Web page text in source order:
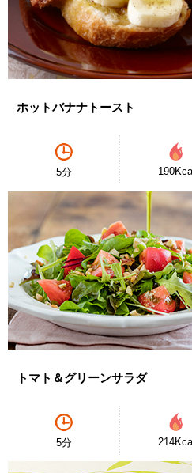
ホットバナナトースト
5分
トマト＆グリーンサラダ
5分 214Kcal